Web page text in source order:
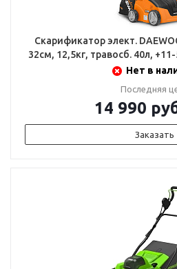
Скарификатор элект.
32см, 12,5кг, травосб. 40л,
Нет в
Последняя
14 990
Заказать